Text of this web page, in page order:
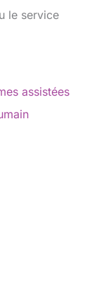
le service
assistées